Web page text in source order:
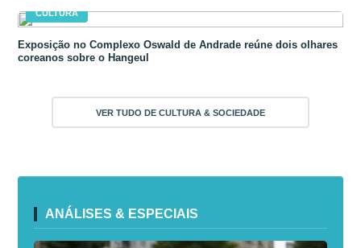
CULTURA
Exposição no Complexo Oswald de Andrade reúne dois olhares
coreanos sobre o Hangeul
VER TUDO DE CULTURA & SOCIEDADE
ANÁLISES & ESPECIAIS